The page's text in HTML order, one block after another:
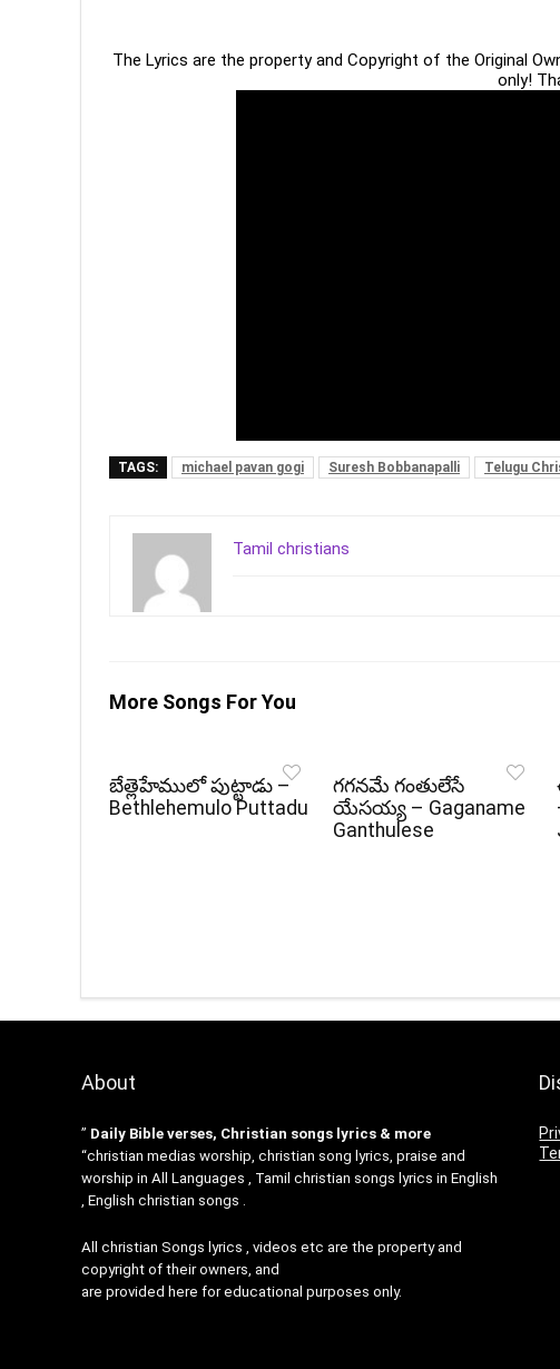
The Lyrics are the property and Copyright of the Original
only!
TAGS: michael pavan gogi Suresh Bobbanapalli Telugu
Tamil christians
More Songs For You
బేత్లెహేములో పుట్టాడు –
Bethlehemulo Puttadu
గగనమే గంతులేసే
యేసయ్య – Gaganame
Ganthulese
About
” Daily Bible verses, Christian songs lyrics & more
“christian medias worship, christian song lyrics, praise and
worship in All Languages , Tamil christian songs lyrics in English
, English christian songs .
All christian Songs lyrics , videos etc are the property and
copyright of their owners, and
are provided here for educational purposes only.